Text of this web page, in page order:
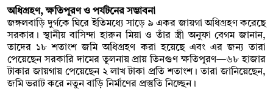
অধিগ্রহণ, ক্ষতিপূরণ ও পর্যটনের সম্ভাবনা
জঙ্গলবাড়ি দুর্গকে ঘিরে ইতিমধ্যে সাড়ে ৯ একর জায়গা অধিগ্রহণ করেছে
সরকার। স্থানীয় বাসিন্দা হারুন মিয়া ও তাঁর স্ত্রী অনুফা বেগম জানান,
তাদের ১৮ শতাংশ জমি অধিগ্রহণ করা হয়েছে এবং এর জন্য তারা
পেয়েছেন সরকারি দামের তুলনায় প্রায় তিনগুণ ক্ষতিপূরণ—৬৮ হাজার
টাকার জায়গায় পেয়েছেন ২ লাখ টাকা প্রতি শতাংশ। তারা জানিয়েছেন,
জমি ভরাট করে নতুন বাড়ি নির্মাণের প্রস্তুতি নিচ্ছেন।